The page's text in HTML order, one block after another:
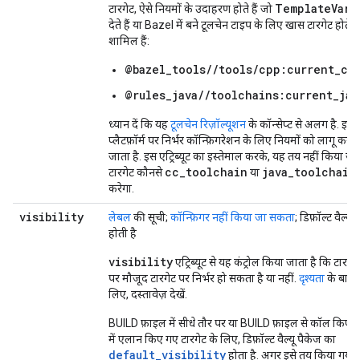
टारगेट, ऐसे नियमों के उदाहरण होते हैं जो
देते हैं या Bazel में बने टूलचेन टाइप के लिए खास टारगेट होते
शामिल हैं:
@bazel_tools//tools/
@rules_java//
ध्यान दें कि यहटूलचेन रिज़ॉल्यूशनके कॉन्सेप्ट से अलग है.
प्लैटफ़ॉर्म पर निर्भर कॉन्फ़िगरेशन के लिए नियमों को लागू
जाता है. इस एट्रिब्यूट का इस्तेमाल करके, यह तय नहीं किया
टारगेट कौनसेcc_toolchain या java_toolchain
करेगा.
visibility लेबलकी सूची; कॉन्फ़िगर नहीं किया जा सकता; डिफ़ॉल्ट
होती है
visibilityएट्रिब्यूट से यह कंट्रोल किया जाता है कि
पर मौजूद टारगेट पर निर्भर हो सकता है या नहीं. दृश्यताके बारे
लिए, दस्तावेज़ देखें.
BUILD फ़ाइल में सीधे तौर पर या BUILD फ़ाइल से कॉल किए
में एलान किए गए टारगेट के लिए, डिफ़ॉल्ट वैल्यू पैकेज का
default_visibilityहोता है. अगर इसे तय किया गया